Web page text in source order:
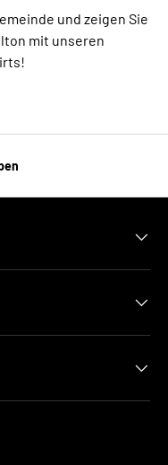
und zeigen Sie
mit unseren